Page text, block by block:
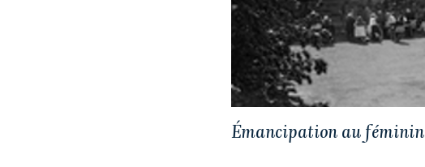
Émancipation au féminin